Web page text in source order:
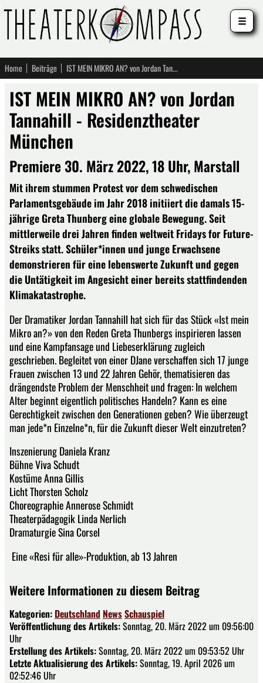
Home Beiträge IST MEIN MIKRO AN? von Jordan Tannahill - Residenztheater München
IST MEIN MIKRO AN? von Jordan
Tannahill - Residenztheater
München
Premiere 30. März 2022, 18 Uhr, Marstall
Mit ihrem stummen Protest vor dem schwedischen
Parlamentsgebäude im Jahr 2018 initiiert die damals 15-
jährige Greta Thunberg eine globale Bewegung. Seit
mittlerweile drei Jahren finden weltweit Fridays for Future-
Streiks statt. Schüler*innen und junge Erwachsene
demonstrieren für eine lebenswerte Zukunft und gegen
die Untätigkeit im Angesicht einer bereits stattfindenden
Klimakatastrophe.
Der Dramatiker Jordan Tannahill hat sich für das Stück «Ist mein
Mikro an?» von den Reden Greta Thunbergs inspirieren lassen
und eine Kampfansage und Liebeserklärung zugleich
geschrieben. Begleitet von einer DJane verschaffen sich 17 junge
Frauen zwischen 13 und 22 Jahren Gehör, thematisieren das
drängendste Problem der Menschheit und fragen: In welchem
Alter beginnt eigentlich politisches Handeln? Kann es eine
Gerechtigkeit zwischen den Generationen geben? Wie überzeugt
man jede*n Einzelne*n, für die Zukunft dieser Welt einzutreten?
Inszenierung Daniela Kranz
Bühne Viva Schudt
Kostüme Anna Gillis
Licht Thorsten Scholz
Choreographie Annerose Schmidt
Theaterpädagogik Linda Nerlich
Dramaturgie Sina Corsel
Eine «Resi für alle»-Produktion, ab 13 Jahren
Weitere Informationen zu diesem Beitrag
Kategorien: Deutschland NewsSchauspiel
Veröffentlichung des Artikels:Sonntag, 20. März 2022 um 09:56:00
Uhr
Erstellung des Artikels:Sonntag, 20. März 2022 um 09:53:52 Uhr
Letzte Aktualisierung des Artikels:Sonntag, 19. April 2026 um
02:52:46 Uhr
☰